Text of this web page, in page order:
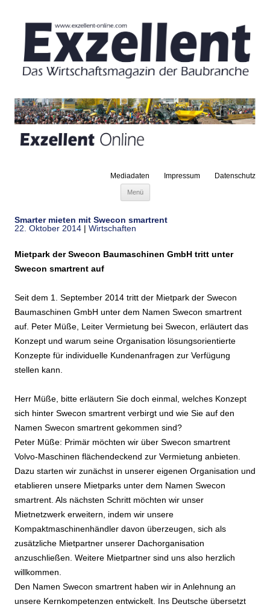
Mediadaten Impressum Datenschutz
Menü
Smarter mieten mit Swecon smartrent
22. Oktober 2014 | Wirtschaften
Mietpark der Swecon Baumaschinen GmbH tritt unter
Swecon smartrent auf
Seit dem 1. September 2014 tritt der Mietpark der Swecon
Baumaschinen GmbH unter dem Namen Swecon smartrent
auf. Peter Müße, Leiter Vermietung bei Swecon, erläutert das
Konzept und warum seine Organisation lösungsorientierte
Konzepte für individuelle Kundenanfragen zur Verfügung
stellen kann.
Herr Müße, bitte erläutern Sie doch einmal, welches Konzept
sich hinter Swecon smartrent verbirgt und wie Sie auf den
Namen Swecon smartrent gekommen sind?
Peter Müße: Primär möchten wir über Swecon smartrent
Volvo-Maschinen flächendeckend zur Vermietung anbieten.
Dazu starten wir zunächst in unserer eigenen Organisation und
etablieren unsere Mietparks unter dem Namen Swecon
smartrent. Als nächsten Schritt möchten wir unser
Mietnetzwerk erweitern, indem wir unsere
Kompaktmaschinenhändler davon überzeugen, sich als
zusätzliche Mietpartner unserer Dachorganisation
anzuschließen. Weitere Mietpartner sind uns also herzlich
willkommen.
Den Namen Swecon smartrent haben wir in Anlehnung an
unsere Kernkompetenzen entwickelt. Ins Deutsche übersetzt